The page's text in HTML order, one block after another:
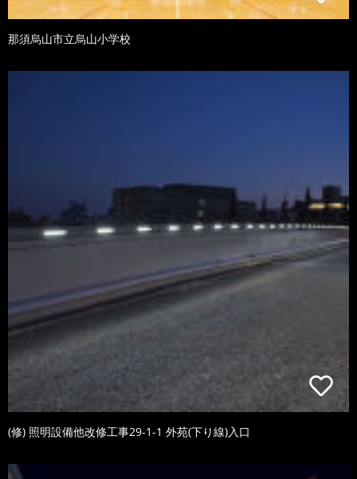
那須烏山市立烏山小学校
(修) 照明設備他改修工事29-1-1 外苑(下り線)入口